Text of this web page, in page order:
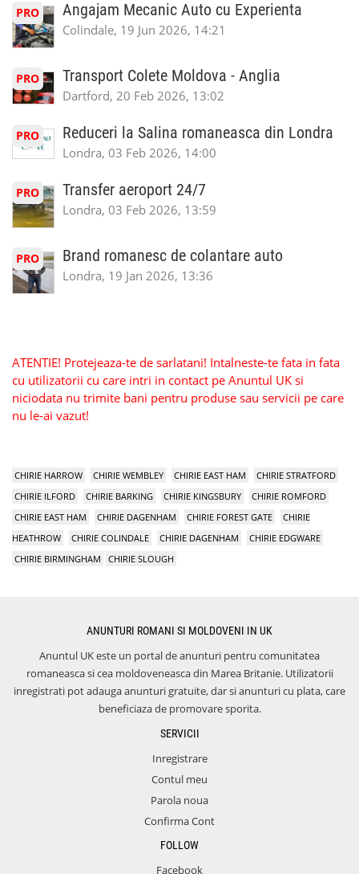
PRO Angajam Mecanic Auto cu Experienta
Colindale, 19 Jun 2026, 14:21
PRO Transport Colete Moldova - Anglia
Dartford, 20 Feb 2026, 13:02
PRO Reduceri la Salina romaneasca din Londra
Londra, 03 Feb 2026, 14:00
PRO Transfer aeroport 24/7
Londra, 03 Feb 2026, 13:59
PRO Brand romanesc de colantare auto
Londra, 19 Jan 2026, 13:36
ATENTIE! Protejeaza-te de sarlatani! Intalneste-te fata in fata
cu utilizatorii cu care intri in contact pe Anuntul UK si
niciodata nu trimite bani pentru produse sau servicii pe care
nu le-ai vazut!
CHIRIE HARROW CHIRIE WEMBLEY CHIRIE EAST HAM
CHIRIE STRATFORD
CHIRIE ILFORD
CHIRIE BARKING CHIRIE KINGSBURY
CHIRIE ROMFORD
CHIRIE EAST HAM
CHIRIE DAGENHAM CHIRIE FOREST GATE
CHIRIE
HEATHROW
CHIRIE COLINDALE CHIRIE DAGENHAM
CHIRIE EDGWARE
CHIRIE BIRMINGHAM
CHIRIE SLOUGH
ANUNTURI ROMANI SI MOLDOVENI IN UK
Anuntul UK este un portal de anunturi pentru comunitatea
romaneasca si cea moldoveneasca din Marea Britanie. Utilizatorii
inregistrati pot adauga anunturi gratuite, dar si anunturi cu plata, care
beneficiaza de promovare sporita.
SERVICII
Inregistrare
Contul meu
Parola noua
Confirma Cont
FOLLOW
Facebook